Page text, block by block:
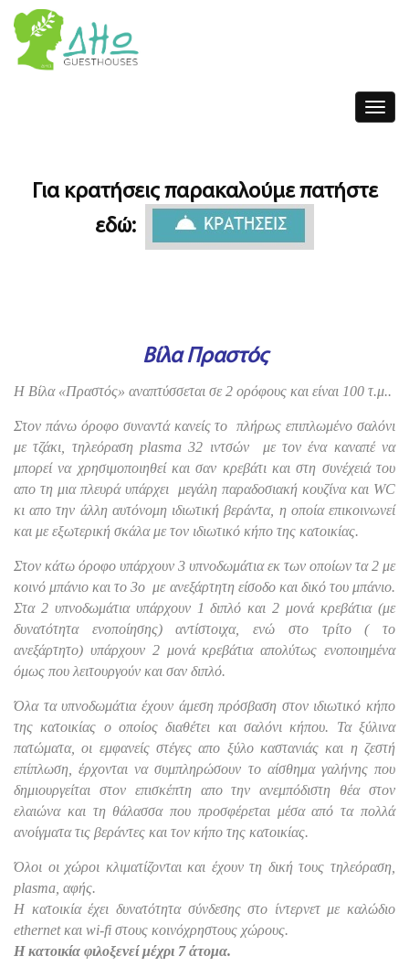
Toggle
Για κρατήσεις παρακαλούμε πατήστε
εδώ:
Βίλα Πραστός
Η Βίλα «Πραστός» αναπτύσσεται σε 2 ορόφους και είναι 100 τ.μ..
Στον πάνω όροφο συναντά κανείς το πλήρως επιπλωμένο σαλόνι
με τζάκι, τηλεόραση plasma 32 ιντσών με τον ένα καναπέ να
μπορεί να χρησιμοποιηθεί και σαν κρεβάτι και στη συνέχειά του
απο τη μια πλευρά υπάρχει μεγάλη παραδοσιακή κουζίνα και WC
κι απο την άλλη αυτόνομη ιδιωτική βεράντα, η οποία επικοινωνεί
και με εξωτερική σκάλα με τον ιδιωτικό κήπο της κατοικίας.
Στον κάτω όροφο υπάρχουν 3 υπνοδωμάτια εκ των οποίων τα 2 με
κοινό μπάνιο και το 3ο με ανεξάρτητη είσοδο και δικό του μπάνιο.
Στα 2 υπνοδωμάτια υπάρχουν 1 διπλό και 2 μονά κρεβάτια (με
δυνατότητα ενοποίησης) αντίστοιχα, ενώ στο τρίτο ( το
ανεξάρτητο) υπάρχουν 2 μονά κρεβάτια απολύτως ενοποιημένα
όμως που λειτουργούν και σαν διπλό.
Όλα τα υπνοδωμάτια έχουν άμεση πρόσβαση στον ιδιωτικό κήπο
της κατοικίας ο οποίος διαθέτει και σαλόνι κήπου. Τα ξύλινα
πατώματα, οι εμφανείς στέγες απο ξύλο καστανιάς και η ζεστή
επίπλωση, έρχονται να συμπληρώσουν το αίσθημα γαλήνης που
δημιουργείται στον επισκέπτη απο την ανεμπόδιστη θέα στον
ελαιώνα και τη θάλασσα που προσφέρεται μέσα από τα πολλά
ανοίγματα τις βεράντες και τον κήπο της κατοικίας.
Όλοι οι χώροι κλιματίζονται και έχουν τη δική τους τηλεόραση,
plasma, αφής.
Η κατοικία έχει δυνατότητα σύνδεσης στο ίντερνετ με καλώδιο
ethernet και wi-fi στους κοινόχρηστους χώρους.
Η κατοικία φιλοξενεί μέχρι 7 άτομα.